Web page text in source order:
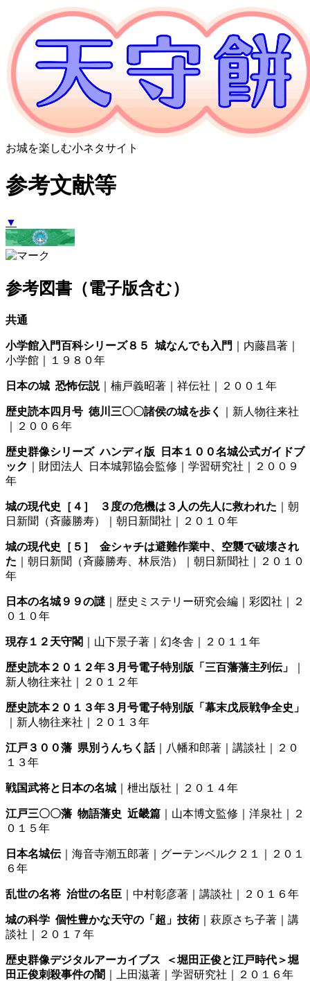
お城を楽しむ小ネタサイト
参考文献等
▼
参考図書（電子版含む）
共通
小学館入門百科シリーズ８５ 城なんでも入門
｜内藤昌著｜
小学館｜１９８０年
日本の城 恐怖伝説｜楠戸義昭著｜祥伝社｜２００１年
歴史読本四月号 徳川三〇〇諸侯の城を歩く
｜新人物往来社
｜２００６年
歴史群像シリーズ ハンディ版 日本１００名城公式ガイドブ
ック
｜財団法人 日本城郭協会監修｜学習研究社｜２００９
年
城の現代史［４］ ３度の危機は３人の先人に救われた ｜朝
日新聞（斉藤勝寿）｜朝日新聞社｜２０１０年
城の現代史［５］ 金シャチは避難作業中、空襲で破壊され
た ｜朝日新聞（斉藤勝寿、林辰浩）｜朝日新聞社｜２０１０
年
日本の名城９９の謎 ｜歴史ミステリー研究会編｜彩図社｜２
０１０年
現存１２天守閣 ｜山下景子著｜幻冬舎｜２０１１年
歴史読本２０１２年３月号電子特別版「三百藩藩主列伝」
新人物往来社｜２０１２年
歴史読本２０１３年３月号電子特別版「幕末戊辰戦争全史」
｜新人物往来社｜２０１３年
江戸３００藩 県別うんちく話｜八幡和郎著｜講談社｜２０
１３年
戦国武将と日本の名城 ｜枻出版社｜２０１４年
江戸三〇〇藩 物語藩史 近畿篇 ｜山本博文監修｜洋泉社｜２
０１５年
日本名城伝｜海音寺潮五郎著｜グーテンベルク２１｜２０１
６年
乱世の名将 治世の名臣 ｜中村彰彦著｜講談社｜２０１６年
城の科学 個性豊かな天守の「超」技術｜萩原さち子著｜講
談社｜２０１７年
歴史群像デジタルアーカイブス ＜堀田正俊と江戸時代＞堀
田正俊刺殺事件の闇
｜上田滋著｜学習研究社｜２０１６年